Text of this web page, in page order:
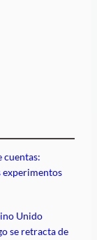
cuentas:
experimentos
Unido
se retracta de